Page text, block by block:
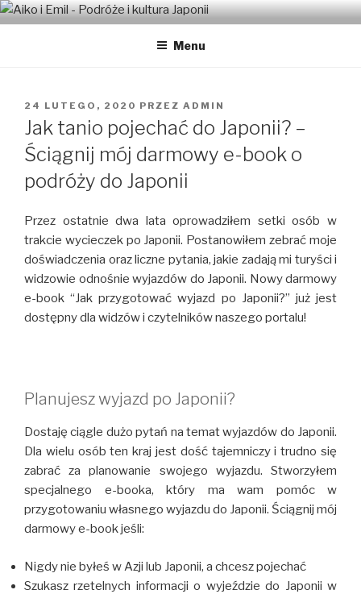
Przeskocz
do
AIKO I EMIL – PODRÓŻE I
KULTURA JAPONII
Menu
OPUBLIKOWANE
W
24 LUTEGO, 2020 PRZEZ ADMIN
Jak tanio pojechać do Japonii? –
Ściągnij mój darmowy e-book o
podróży do Japonii
Przez ostatnie dwa lata oprowadziłem setki osób w
trakcie wycieczek po Japonii. Postanowiłem zebrać moje
doświadczenia oraz liczne pytania, jakie zadają mi turyści i
widzowie odnośnie wyjazdów do Japonii. Nowy darmowy
e-book “Jak przygotować wyjazd po Japonii?” już jest
dostępny dla widzów i czytelników naszego portalu!
Planujesz wyjazd po Japonii?
Dostaję ciągle dużo pytań na temat wyjazdów do Japonii.
Dla wielu osób ten kraj jest dość tajemniczy i trudno się
zabrać za planowanie swojego wyjazdu. Stworzyłem
specjalnego e-booka, który ma wam pomóc w
przygotowaniu własnego wyjazdu do Japonii. Ściągnij mój
darmowy e-book jeśli:
Nigdy nie byłeś w Azji lub Japonii, a chcesz pojechać
Szukasz rzetelnych informacji o wyjeździe do Japonii w